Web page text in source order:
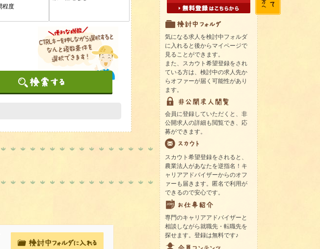
気になる求人を検討中フォルダ
に入れると後からマイページで
見ることができます。
また、スカウト希望登録をされ
ている方は、検討中の求人先か
らオファーが届く可能性があり
ます。
会員に登録していただくと、非
公開求人の詳細も閲覧でき、応
募ができます。
スカウト希望登録をされると、
農業法人があなたを逆指名！キ
ャリアアドバイザーからのオフ
ァーも届きます。匿名で利用が
できるので安心です。
専門のキャリアアドバイザーと
相談しながら就職先・転職先を
探せます。登録は無料です♪